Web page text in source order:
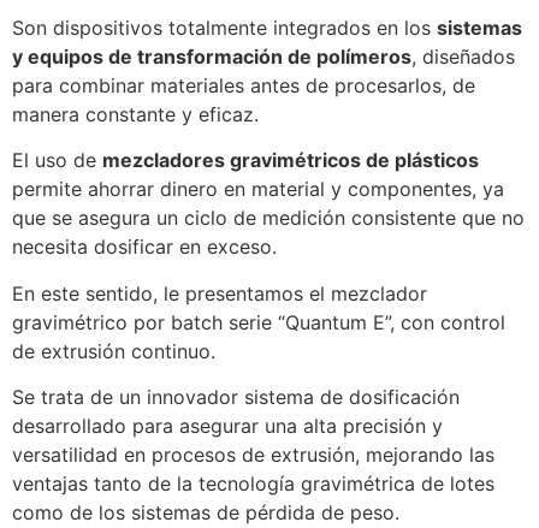
Son dispositivos totalmente integrados en los sistemas
y equipos de transformación de polímeros, diseñados
para combinar materiales antes de procesarlos, de
manera constante y eficaz.
El uso de mezcladores gravimétricos de plásticos
permite ahorrar dinero en material y componentes, ya
que se asegura un ciclo de medición consistente que no
necesita dosificar en exceso.
En este sentido, le presentamos el mezclador
gravimétrico por batch serie “Quantum E”, con control
de extrusión continuo.
Se trata de un innovador sistema de dosificación
desarrollado para asegurar una alta precisión y
versatilidad en procesos de extrusión, mejorando las
ventajas tanto de la tecnología gravimétrica de lotes
como de los sistemas de pérdida de peso.